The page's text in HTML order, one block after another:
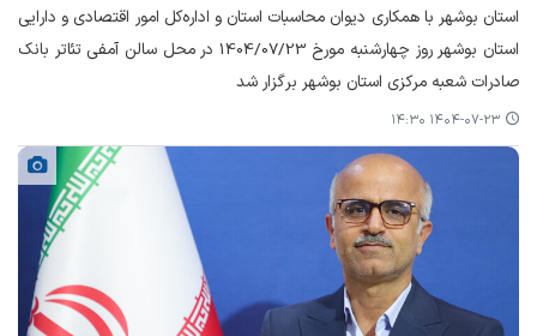
استان بوشهر با همکاری دیوان محاسبات استان و اداره‌کل امور اقتصادی و دارایی
استان بوشهر روز چهارشنبه مورخ 1404/07/23 در محل سالن آمفی تئاتر بانک
صادرات شعبه مرکزی استان بوشهر برگزار شد
۱۴۰۴-۰۷-۲۳ ۱۴:۳۰